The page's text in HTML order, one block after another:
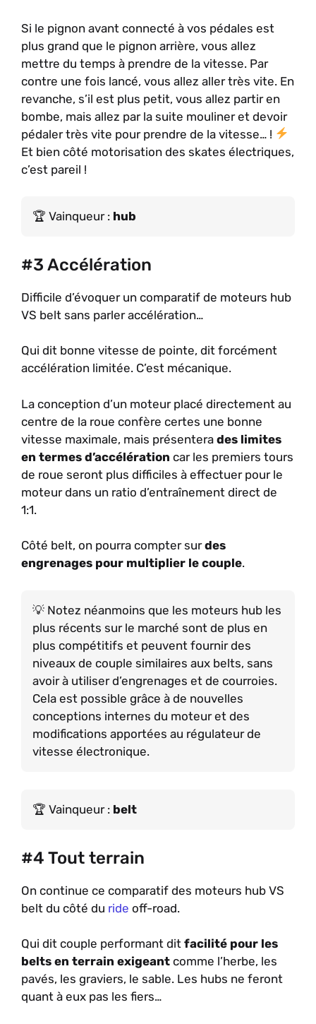
Si le pignon avant connecté à vos pédales est
plus grand que le pignon arrière, vous allez
mettre du temps à prendre de la vitesse. Par
contre une fois lancé, vous allez aller très vite. En
revanche, s’il est plus petit, vous allez partir en
bombe, mais allez par la suite mouliner et devoir
pédaler très vite pour prendre de la vitesse… !
Et bien côté motorisation des skates électriques,
c’est pareil !
Vainqueur : hub
#3 Accélération
Difficile d’évoquer un comparatif de moteurs hub
VS belt sans parler accélération…
Qui dit bonne vitesse de pointe, dit forcément
accélération limitée. C’est mécanique.
La conception d’un moteur placé directement au
centre de la roue confère certes une bonne
vitesse maximale, mais présentera des limites
en termes d’accélération car les premiers tours
de roue seront plus difficiles à effectuer pour le
moteur dans un ratio d’entraînement direct de
1:1.
Côté belt, on pourra compter surdes
engrenages pour multiplier le couple.
Notez néanmoins que les moteurs hub les
plus récents sur le marché sont de plus en
plus compétitifs et peuvent fournir des
niveaux de couple similaires aux belts, sans
avoir à utiliser d’engrenages et de courroies.
Cela est possible grâce à de nouvelles
conceptions internes du moteur et des
modifications apportées au régulateur de
vitesse électronique.
Vainqueur : belt
#4 Tout terrain
On continue ce comparatif des moteurs hub VS
belt du côté du ride off-road.
Qui dit couple performant dit facilité pour les
belts en terrain exigeant comme l’herbe, les
pavés, les graviers, le sable. Les hubs ne feront
quant à eux pas les fiers…